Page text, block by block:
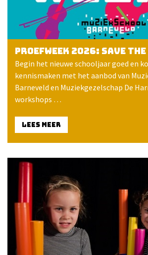
Proefweek 2026: save
Begin het nieuwe schooljaar goed en
kennismaken met het aanbod van
Barneveld en Muziekgezelschap De
workshops …
LEES MEER